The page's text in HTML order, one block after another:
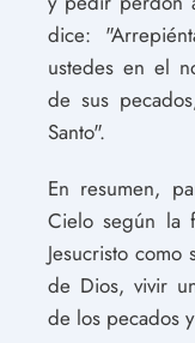
dice:
ustedes en el
de sus
Santo".
En resumen,
Cielo según la
Jesucristo
de Dios, vivir
de los pecados